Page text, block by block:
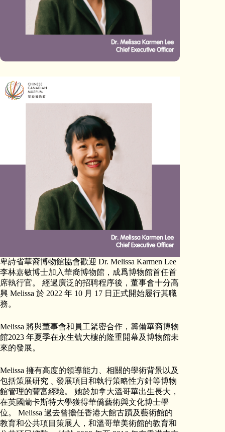
卑詩省華裔博物館協會歡迎 Dr. Melissa Karmen Lee
李林嘉敏博士加入華裔博物館，成爲博物館首任首
席執行官。 經過廣泛的招聘程序後，董事會十分高
興 Melissa 於 2022 年 10 月 17 日正式開始履行其職
務。
Melissa 將與董事會和員工緊密合作，籌備華裔博物
館2023 年夏季在永生號大樓的隆重開幕及博物館未
來的發展。
Melissa 擁有高度的領導能力、相關的學術背景以及
包括策展研究﹑發展項目和執行策略性方針等博物
館管理的豐富經驗。 她於加拿大溫哥華出生長大，
在英國蘭卡斯特大學獲得華僑藝術與文化博士學
位。 Melissa 過去曾擔任香港大館古蹟及藝術館的
教育和公共項目策展人，和溫哥華美術館的教育和